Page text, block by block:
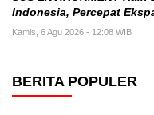
Indonesia, Percepat
Kamis, 6 Agu 2026 - 12:08 WIB
BERITA POPULER